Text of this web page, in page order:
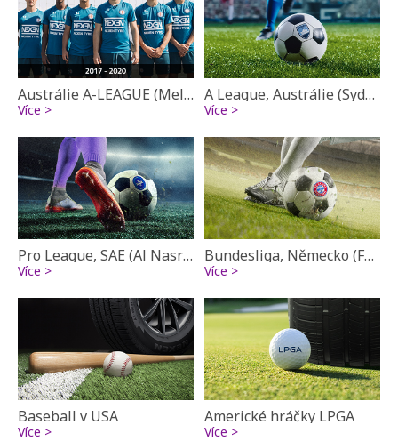
Austrálie A-LEAGUE (Melbourne City FC)
Více >
A League, Austrálie (Sydney FC)
Více >
Pro League, SAE (Al Nasr FC)
Více >
Bundesliga, Německo (FC Bayern)
Více >
Baseball v USA
Více >
Americké hráčky LPGA
Více >